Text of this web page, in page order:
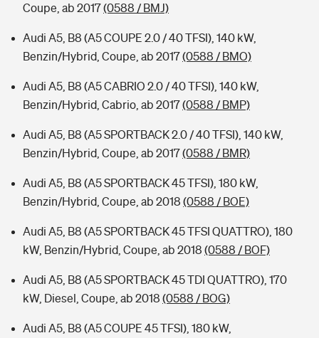
Coupe, ab 2017(0588 / BMJ)
Audi A5, B8 (A5 COUPE 2.0 / 40 TFSI), 140 kW,
Benzin/Hybrid, Coupe, ab 2017(0588 / BMO)
Audi A5, B8 (A5 CABRIO 2.0 / 40 TFSI), 140 kW,
Benzin/Hybrid, Cabrio, ab 2017(0588 / BMP)
Audi A5, B8 (A5 SPORTBACK 2.0 / 40 TFSI), 140 kW,
Benzin/Hybrid, Coupe, ab 2017(0588 / BMR)
Audi A5, B8 (A5 SPORTBACK 45 TFSI), 180 kW,
Benzin/Hybrid, Coupe, ab 2018 (0588 / BOE)
Audi A5, B8 (A5 SPORTBACK 45 TFSI QUATTRO), 180
kW, Benzin/Hybrid, Coupe, ab 2018 (0588 / BOF)
Audi A5, B8 (A5 SPORTBACK 45 TDI QUATTRO), 170
kW, Diesel, Coupe, ab 2018 (0588 / BOG)
Audi A5, B8 (A5 COUPE 45 TFSI), 180 kW,